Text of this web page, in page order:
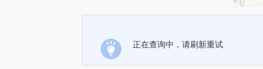
正在查询中，请刷新重试